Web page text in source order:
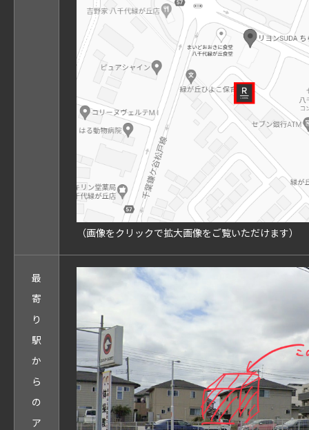
（画像をクリックで拡大画像をご覧いただけます）
最
寄
り
駅
か
ら
の
ア